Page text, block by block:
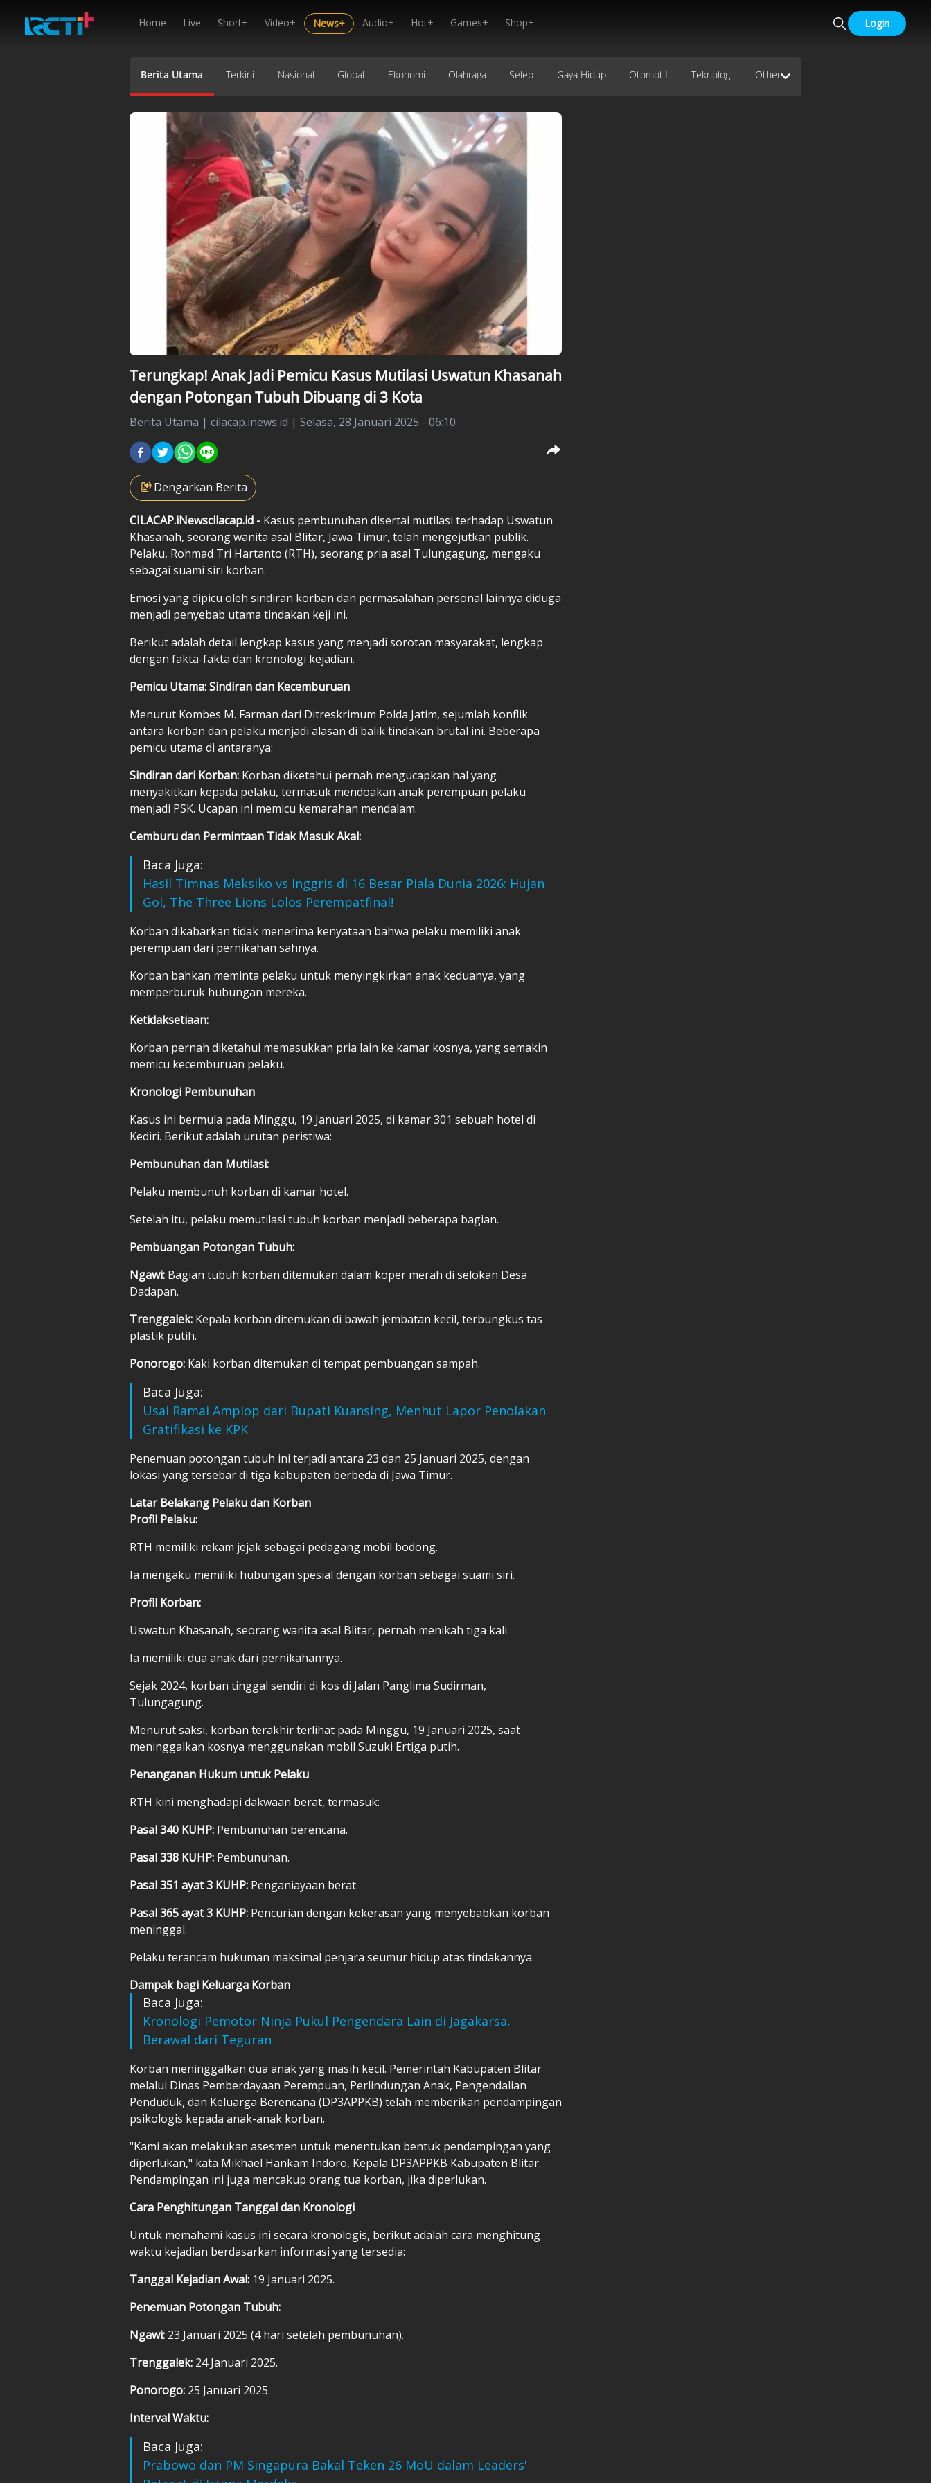
Home Live Short+ Video+ News+ Audio+ Hot+ Games+ Shop+ Login
Berita Utama Terkini Nasional Global Ekonomi Olahraga Seleb Gaya Hidup Otomotif Teknologi Other
Terungkap! Anak Jadi Pemicu Kasus Mutilasi Uswatun Khasanah
dengan Potongan Tubuh Dibuang di 3 Kota
Berita Utama | cilacap.inews.id | Selasa, 28 Januari 2025 - 06:10
Dengarkan Berita
CILACAP.iNewscilacap.id - Kasus pembunuhan disertai mutilasi terhadap Uswatun
Khasanah, seorang wanita asal Blitar, Jawa Timur, telah mengejutkan publik.
Pelaku, Rohmad Tri Hartanto (RTH), seorang pria asal Tulungagung, mengaku
sebagai suami siri korban.
Emosi yang dipicu oleh sindiran korban dan permasalahan personal lainnya diduga
menjadi penyebab utama tindakan keji ini.
Berikut adalah detail lengkap kasus yang menjadi sorotan masyarakat, lengkap
dengan fakta-fakta dan kronologi kejadian.
Pemicu Utama: Sindiran dan Kecemburuan
Menurut Kombes M. Farman dari Ditreskrimum Polda Jatim, sejumlah konflik
antara korban dan pelaku menjadi alasan di balik tindakan brutal ini. Beberapa
pemicu utama di antaranya:
Sindiran dari Korban: Korban diketahui pernah mengucapkan hal yang
menyakitkan kepada pelaku, termasuk mendoakan anak perempuan pelaku
menjadi PSK. Ucapan ini memicu kemarahan mendalam.
Cemburu dan Permintaan Tidak Masuk Akal:
Baca Juga:
Hasil Timnas Meksiko vs Inggris di 16 Besar Piala Dunia 2026: Hujan
Gol, The Three Lions Lolos Perempatfinal!
Korban dikabarkan tidak menerima kenyataan bahwa pelaku memiliki anak
perempuan dari pernikahan sahnya.
Korban bahkan meminta pelaku untuk menyingkirkan anak keduanya, yang
memperburuk hubungan mereka.
Ketidaksetiaan:
Korban pernah diketahui memasukkan pria lain ke kamar kosnya, yang semakin
memicu kecemburuan pelaku.
Kronologi Pembunuhan
Kasus ini bermula pada Minggu, 19 Januari 2025, di kamar 301 sebuah hotel di
Kediri. Berikut adalah urutan peristiwa:
Pembunuhan dan Mutilasi:
Pelaku membunuh korban di kamar hotel.
Setelah itu, pelaku memutilasi tubuh korban menjadi beberapa bagian.
Pembuangan Potongan Tubuh:
Ngawi: Bagian tubuh korban ditemukan dalam koper merah di selokan Desa
Dadapan.
Trenggalek: Kepala korban ditemukan di bawah jembatan kecil, terbungkus tas
plastik putih.
Ponorogo: Kaki korban ditemukan di tempat pembuangan sampah.
Baca Juga:
Usai Ramai Amplop dari Bupati Kuansing, Menhut Lapor Penolakan
Gratifikasi ke KPK
Penemuan potongan tubuh ini terjadi antara 23 dan 25 Januari 2025, dengan
lokasi yang tersebar di tiga kabupaten berbeda di Jawa Timur.
Latar Belakang Pelaku dan Korban
Profil Pelaku:
RTH memiliki rekam jejak sebagai pedagang mobil bodong.
Ia mengaku memiliki hubungan spesial dengan korban sebagai suami siri.
Profil Korban:
Uswatun Khasanah, seorang wanita asal Blitar, pernah menikah tiga kali.
Ia memiliki dua anak dari pernikahannya.
Sejak 2024, korban tinggal sendiri di kos di Jalan Panglima Sudirman,
Tulungagung.
Menurut saksi, korban terakhir terlihat pada Minggu, 19 Januari 2025, saat
meninggalkan kosnya menggunakan mobil Suzuki Ertiga putih.
Penanganan Hukum untuk Pelaku
RTH kini menghadapi dakwaan berat, termasuk:
Pasal 340 KUHP: Pembunuhan berencana.
Pasal 338 KUHP: Pembunuhan.
Pasal 351 ayat 3 KUHP: Penganiayaan berat.
Pasal 365 ayat 3 KUHP: Pencurian dengan kekerasan yang menyebabkan korban
meninggal.
Pelaku terancam hukuman maksimal penjara seumur hidup atas tindakannya.
Dampak bagi Keluarga Korban
Baca Juga:
Kronologi Pemotor Ninja Pukul Pengendara Lain di Jagakarsa,
Berawal dari Teguran
Korban meninggalkan dua anak yang masih kecil. Pemerintah Kabupaten Blitar
melalui Dinas Pemberdayaan Perempuan, Perlindungan Anak, Pengendalian
Penduduk, dan Keluarga Berencana (DP3APPKB) telah memberikan pendampingan
psikologis kepada anak-anak korban.
"Kami akan melakukan asesmen untuk menentukan bentuk pendampingan yang
diperlukan," kata Mikhael Hankam Indoro, Kepala DP3APPKB Kabupaten Blitar.
Pendampingan ini juga mencakup orang tua korban, jika diperlukan.
Cara Penghitungan Tanggal dan Kronologi
Untuk memahami kasus ini secara kronologis, berikut adalah cara menghitung
waktu kejadian berdasarkan informasi yang tersedia:
Tanggal Kejadian Awal: 19 Januari 2025.
Penemuan Potongan Tubuh:
Ngawi: 23 Januari 2025 (4 hari setelah pembunuhan).
Trenggalek: 24 Januari 2025.
Ponorogo: 25 Januari 2025.
Interval Waktu:
Baca Juga:
Prabowo dan PM Singapura Bakal Teken 26 MoU dalam Leaders'